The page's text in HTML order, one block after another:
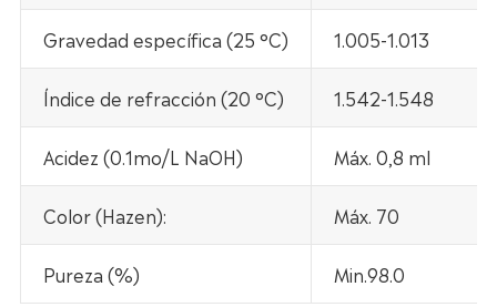
Gravedad específica (25 °C) 1.005-1.013
Índice de refracción (20 °C) 1.542-1.548
Acidez (0.1mo/L NaOH) Máx. 0,8 ml
Color (Hazen): Máx. 70
Pureza (%) Min.98.0